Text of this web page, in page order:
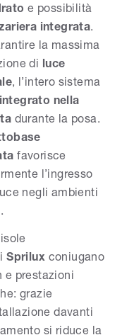
e possibilità
integrata.
la massima
di luce
, l’intero sistema
integrato nella
durante la posa.
favorisce
l’ingresso
negli ambienti
Sprilux coniugano
e prestazioni
grazie
davanti
si riduce la